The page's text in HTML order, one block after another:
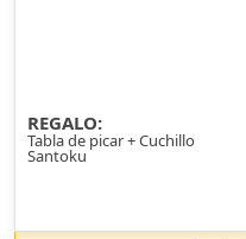
REGALO:
Tabla de picar + Cuchillo
Santoku